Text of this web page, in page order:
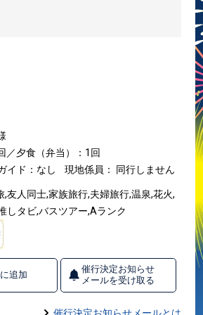
／夕食（弁当）：1回
イド：なし
現地係員： 同行しません
友人同士,家族旅行,夫婦旅行,温泉,花火,
しタビ,バスツアー,Aランク
追加
催行決定お知らせ
メールを受け取る
催行決定お知らせメールとは